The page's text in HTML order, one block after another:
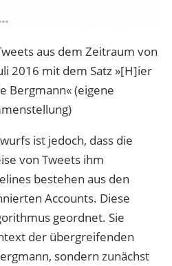
aus dem Zeitraum von
2016 mit dem Satz »[H]ier
Bergmann« (eigene
ist jedoch, dass die
von Tweets ihm
bestehen aus den
Accounts. Diese
geordnet. Sie
der übergreifenden
sondern zunächst